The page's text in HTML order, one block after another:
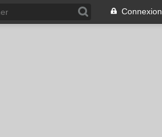
Connexion